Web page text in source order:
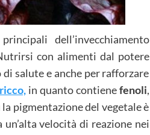
dell’invecchiamento
con alimenti dal potere
salute e anche per rafforzare
in quanto contienefenoli,
pigmentazione del vegetale è
velocità di reazione nei